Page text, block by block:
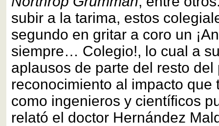
subir a la tarima, estos
segundo en gritar a coro un
siempre… Colegio!, lo cual a
aplausos de parte del resto del
reconocimiento al impacto que
como ingenieros y científicos
relató el doctor Hernández